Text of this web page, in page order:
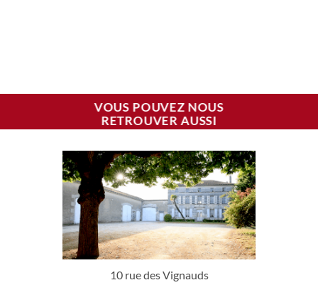
VOUS POUVEZ NOUS
RETROUVER AUSSI
10 rue des Vignauds